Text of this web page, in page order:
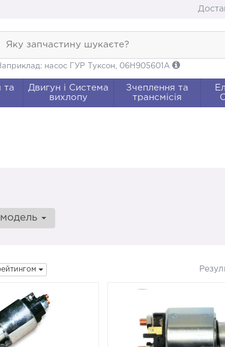
Яку запчастину шукаєте?
насос ГУР Туксон, 06H905601A
та
Двигун і Система
вихлопу
Зчеплення та
трансмісія
модель